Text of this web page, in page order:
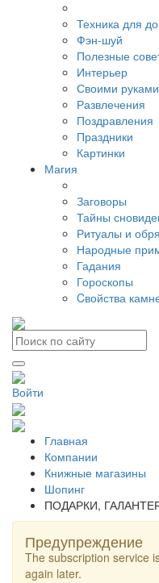
Техника для
Фэн-шуй
Полезные
Интерьер
Своими руками
Развлечения
Поздравления
Праздники
Картинки
Магия
Заговоры
Тайны
Ритуалы и
Народные
Гадания
Гороскопы
Cвойства
Войти
Главная
Компании
Книжные магазины
Шопинг
ПОДАРКИ,
Предупреждение
The subscription service
again later.